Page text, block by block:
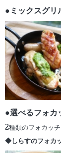
●ミックスグリ
●選べるフォカ
2種類のフォカッ
◆しらすのフォカ